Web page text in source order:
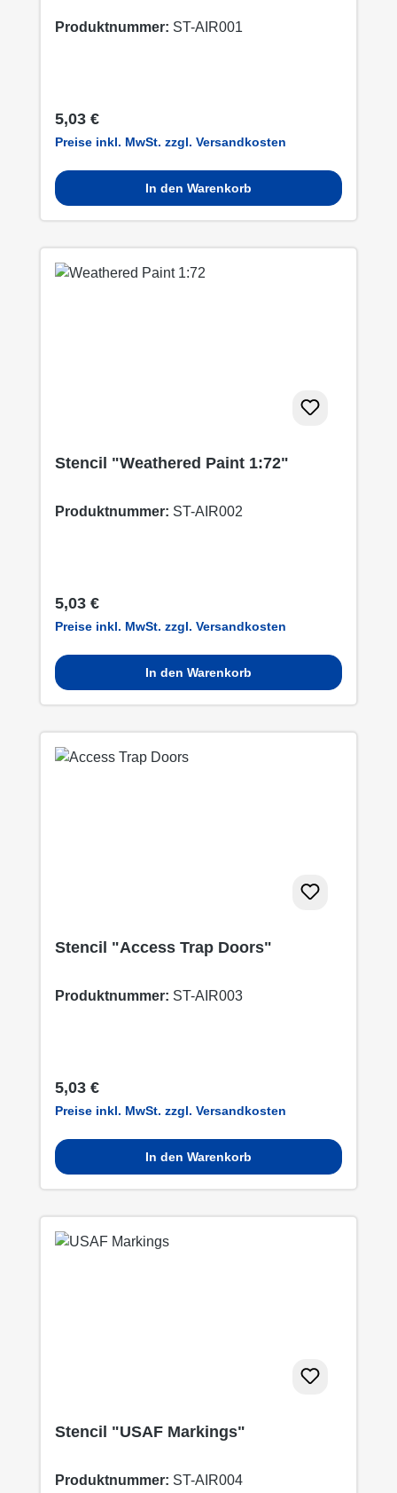
Produktnummer: ST-AIR001
Regulärer Preis:
5,03 €
Preise inkl. MwSt. zzgl. Versandkosten
In den Warenkorb
Stencil "Weathered Paint 1:72"
Produktnummer: ST-AIR002
Regulärer Preis:
5,03 €
Preise inkl. MwSt. zzgl. Versandkosten
In den Warenkorb
Stencil "Access Trap Doors"
Produktnummer: ST-AIR003
Regulärer Preis:
5,03 €
Preise inkl. MwSt. zzgl. Versandkosten
In den Warenkorb
Stencil "USAF Markings"
Produktnummer: ST-AIR004